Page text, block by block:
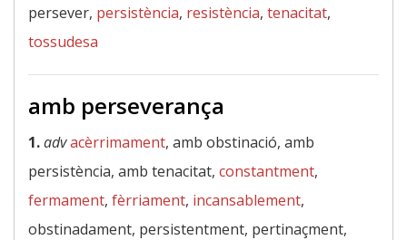
persever, persistència, resistència, tenacitat,
tossudesa
amb perseverança
1.advacèrrimament, amb obstinació, amb
persistència, amb tenacitat, constantment,
fermament, fèrriament, incansablement,
obstinadament, persistentment, pertinaçment,